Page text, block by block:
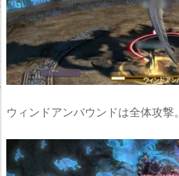
ウィンドアンバウンドは全体攻撃。